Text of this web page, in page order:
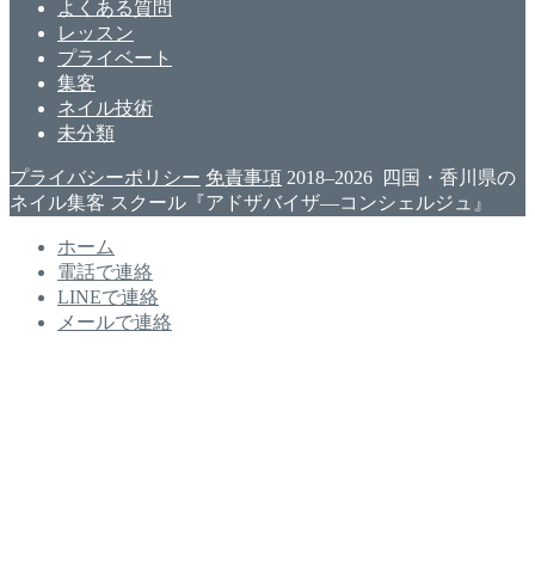
よくある質問
レッスン
プライベート
集客
ネイル技術
未分類
プライバシーポリシー 免責事項 2018–2026 四国・香川県の
ネイル集客 スクール『アドザバイザ―コンシェルジュ』
ホーム
電話で連絡
LINEで連絡
メールで連絡